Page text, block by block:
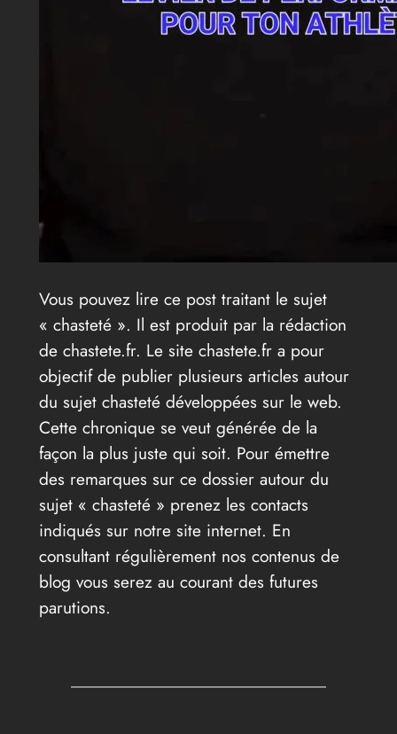
Vous pouvez lire ce post traitant le sujet
« chasteté ». Il est produit par la rédaction
de chastete.fr. Le site chastete.fr a pour
objectif de publier plusieurs articles autour
du sujet chasteté développées sur le web.
Cette chronique se veut générée de la
façon la plus juste qui soit. Pour émettre
des remarques sur ce dossier autour du
sujet « chasteté » prenez les contacts
indiqués sur notre site internet. En
consultant régulièrement nos contenus de
blog vous serez au courant des futures
parutions.